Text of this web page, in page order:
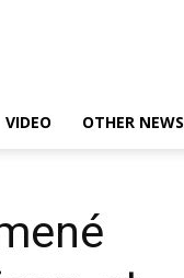
VIDEO OTHER NEWS